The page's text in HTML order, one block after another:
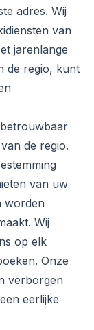
adres. Wij
van
jarenlange
de regio, kunt
de regio.
van uw
worden
Wij
op elk
Onze
verborgen
eerlijke